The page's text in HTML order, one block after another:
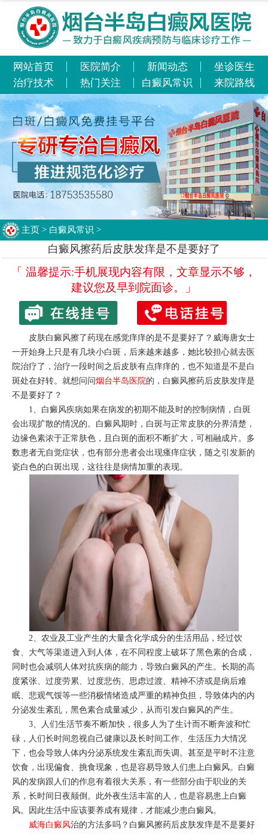
网站首页 医院简介 新闻动态
坐诊医生
治疗技术
热门关注 白癜风常识 来院路线
主页 > 白癜风常识 >
白癜风擦药后皮肤发痒是不是要好了
「 温馨提示:手机展现内容有限，文章显示不够，
建议您及早到院面诊。」
皮肤白癜风擦了药现在感觉痒痒的是不是要好了？威海唐女士
一开始身上只是有几块小白斑，后来越来越多，她比较担心就去医
院治疗了，治疗一段时间之后皮肤有点痒痒的，也不知道是不是白
斑处在好转。就想问问烟台半岛医院的，白癜风擦药后皮肤发痒是
不是要好了？
1、白癜风疾病如果在病发的初期不能及时的控制病情，白斑
会出现扩散的情况的。白癜风期时，白斑与正常皮肤的分界清楚，
边缘色素浓于正常肤色，且白斑的面积不断扩大，可相融成片。多
数患者无自觉症状，也有部分患者会出现瘙痒症状，随之引发新的
瓷白色的白斑出现，这往往是病情加重的表现。
2、农业及工业产生的大量含化学成分的生活用品，经过饮
食、大气等渠道进入到人体，在不同程度上破坏了黑色素的合成，
同时也会减弱人体对抗疾病的能力，导致白癜风的产生。长期的高
度紧张、过度劳累、过度悲伤、思虑过渡、精神不济或是病后难
眠、悲观气馁等一些消极情绪造成严重的精神负担，导致体内的内
分泌发生紊乱，黑色素合成量减少，从而引发白癜风的产生。
3、人们生活节奏不断加快，很多人为了生计而不断奔波和忙
碌，人们长时间忽视自己健康以及长时间工作、生活压力大情况
下，也会导致人体内分泌系统发生紊乱而失调。甚至是平时不注意
饮食，出现偏食、挑食现象，也是容易导致人们患上白癜风。白癜
风的发病跟人们的作息有着很大关系，有一些部分由于职业的关
系，长时间日夜颠倒。此外夜生活丰富的人，也是容易患上白癜
风。因此生活中应该要养成有规律，才能减少患白癜风。
威海白癜风治的方法多吗？白癜风擦药后皮肤发痒是不是要好